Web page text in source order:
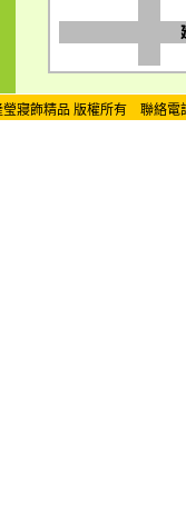
寢飾精品 版權所有 聯絡